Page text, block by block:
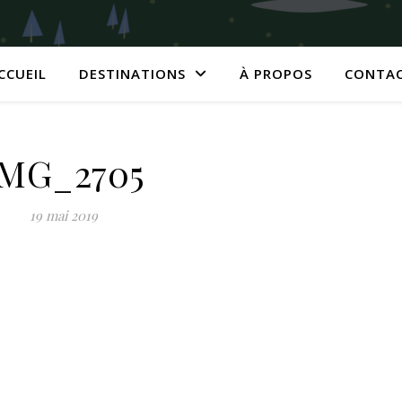
DESTINATIONS À PROPOS
19 mai 2019